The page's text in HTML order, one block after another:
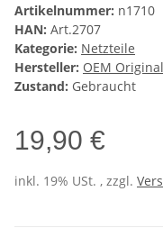
Artikelnummer: n1710
HAN: Art.2707
Kategorie: Netzteile
Hersteller: OEM Original
Zustand: Gebraucht
19,90 €
inkl. 19% USt. , zzgl.